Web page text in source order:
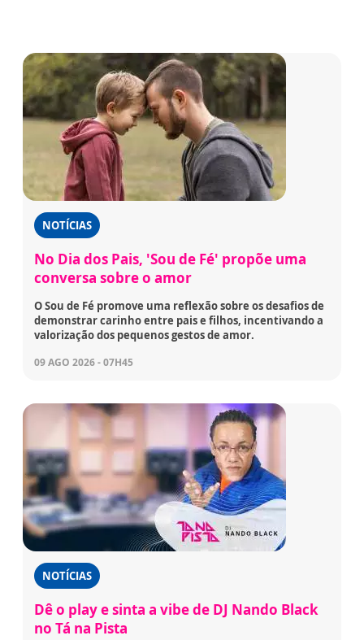
NOTÍCIAS
No Dia dos Pais, 'Sou de Fé' propõe uma
conversa sobre o amor
O Sou de Fé promove uma reflexão sobre os desafios de
demonstrar carinho entre pais e filhos, incentivando a
valorização dos pequenos gestos de amor.
09 AGO 2026 - 07H45
NOTÍCIAS
Dê o play e sinta a vibe de DJ Nando Black
no Tá na Pista